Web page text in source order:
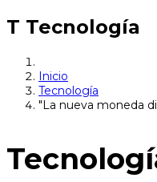
T Tecnología
Inicio
Tecnología
"La nueva moneda